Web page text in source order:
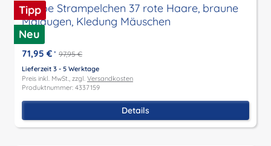
Tipp
Neu
Puppe Strampelchen 37 rote Haare, braune
Malaugen, Kledung Mäuschen
71,95 € * 97,95 €
Lieferzeit 3 - 5 Werktage
Preis inkl. MwSt., zzgl. Versandkosten
Produktnummer: 4337159
Details